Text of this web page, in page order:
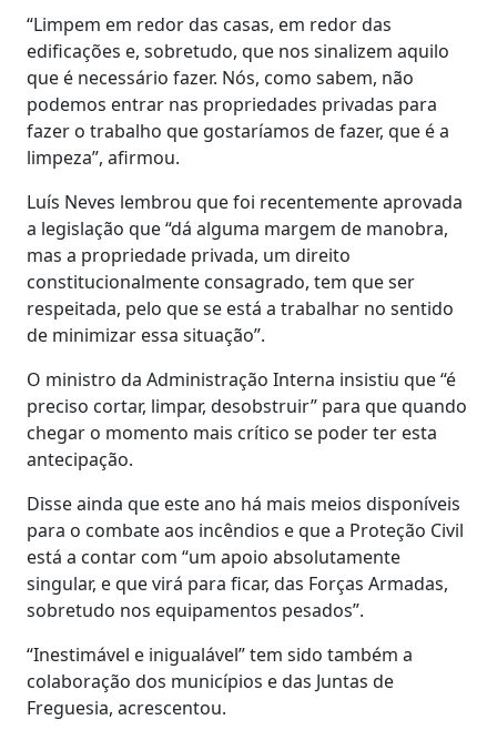
“Limpem em redor das casas, em redor das
edificações e, sobretudo, que nos sinalizem aquilo
que é necessário fazer. Nós, como sabem, não
podemos entrar nas propriedades privadas para
fazer o trabalho que gostaríamos de fazer, que é a
limpeza”, afirmou.
Luís Neves lembrou que foi recentemente aprovada
a legislação que “dá alguma margem de manobra,
mas a propriedade privada, um direito
constitucionalmente consagrado, tem que ser
respeitada, pelo que se está a trabalhar no sentido
de minimizar essa situação”.
O ministro da Administração Interna insistiu que “é
preciso cortar, limpar, desobstruir” para que quando
chegar o momento mais crítico se poder ter esta
antecipação.
Disse ainda que este ano há mais meios disponíveis
para o combate aos incêndios e que a Proteção Civil
está a contar com “um apoio absolutamente
singular, e que virá para ficar, das Forças Armadas,
sobretudo nos equipamentos pesados”.
“Inestimável e inigualável” tem sido também a
colaboração dos municípios e das Juntas de
Freguesia, acrescentou.